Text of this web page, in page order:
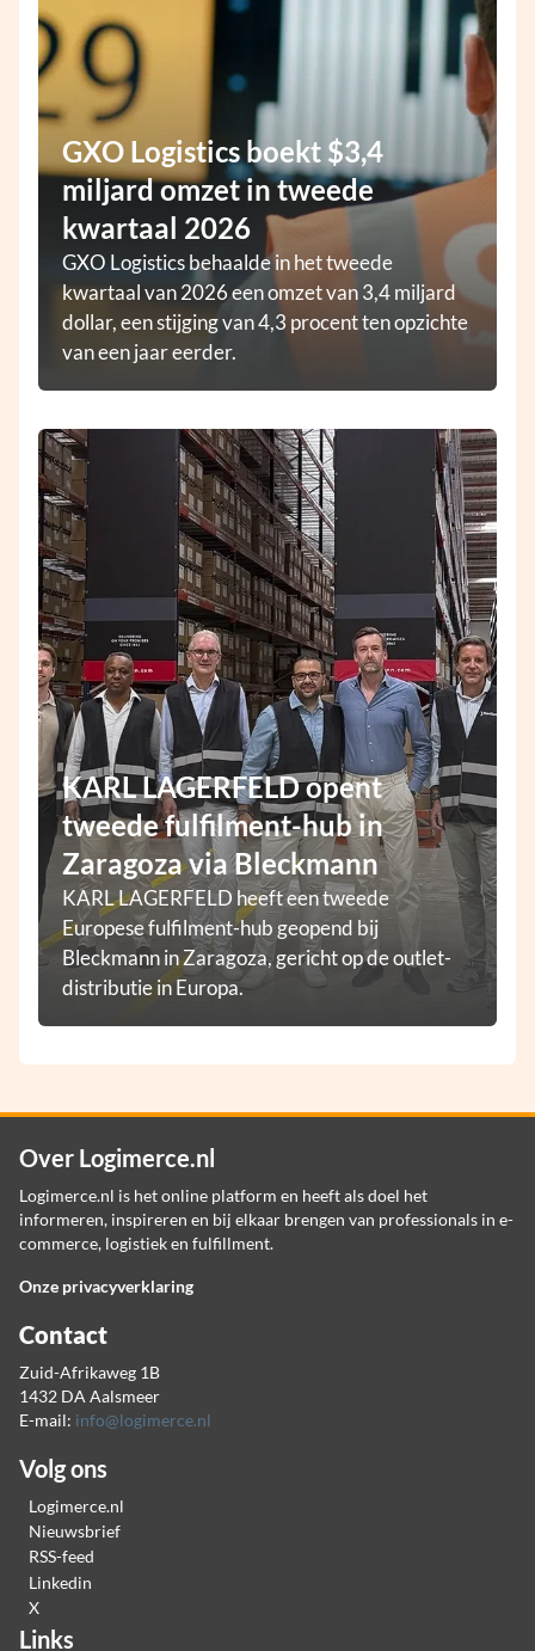
GXO Logistics boekt $3,4
miljard omzet in tweede
kwartaal 2026
GXO Logistics behaalde in het tweede
kwartaal van 2026 een omzet van 3,4 miljard
dollar, een stijging van 4,3 procent ten opzichte
van een jaar eerder.
KARL LAGERFELD opent
tweede fulfilment-hub in
Zaragoza via Bleckmann
KARL LAGERFELD heeft een tweede
Europese fulfilment-hub geopend bij
Bleckmann in Zaragoza, gericht op de outlet-
distributie in Europa.
Over Logimerce.nl
Logimerce.nl is het online platform en heeft als doel het
informeren, inspireren en bij elkaar brengen van professionals in e-
commerce, logistiek en fulfillment.
Onze privacyverklaring
Contact
Zuid-Afrikaweg 1B
1432 DA Aalsmeer
E-mail: info@logimerce.nl
Volg ons
Logimerce.nl
Nieuwsbrief
RSS-feed
Linkedin
X
Links